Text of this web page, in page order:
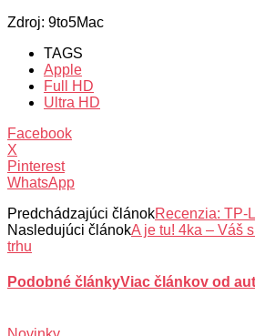
Zdroj: 9to5Mac
TAGS
Apple
Full HD
Ultra HD
Facebook
X
Pinterest
WhatsApp
Predchádzajúci článokRecenzia: TP-
Nasledujúci článokA je tu! 4ka – Váš
trhu
Podobné článkyViac článkov od